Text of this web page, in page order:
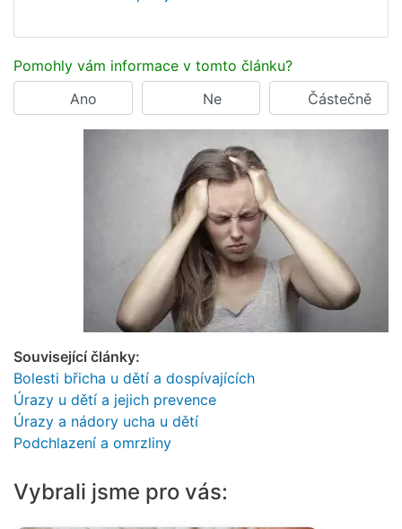
Pomohly vám informace v tomto článku?
Ano
Ne Částečně
Související články:
Bolesti břicha u dětí a dospívajících
Úrazy u dětí a jejich prevence
Úrazy a nádory ucha u dětí
Podchlazení a omrzliny
Vybrali jsme pro vás: